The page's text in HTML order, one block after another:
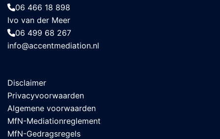
06 466 18 898
Ivo van der Meer
06 499 68 267
info@accentmediation.nl
Disclaimer
Privacyvoorwaarden
Algemene voorwaarden
MfN-Mediationreglement
MfN-Gedragsregels